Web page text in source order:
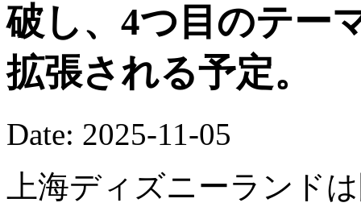
破し、4つ目のテー
拡張される予定。
Date: 2025-11-05
上海ディズニーランド